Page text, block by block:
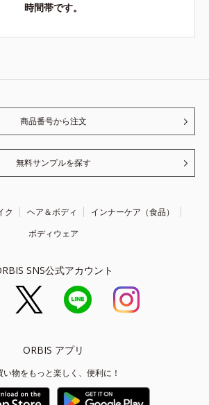
時間帯です。
商品番号から注文
無料サンプルを探す
ク ヘア＆ボディ
インナーケア（食品）
ボディウェア
SNS公式アカウント
ORBIS アプリ
い物をもっと楽しく、便利に！